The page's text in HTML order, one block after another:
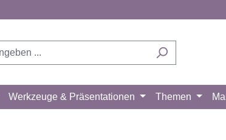
Werkzeuge & Präsentationen Themen